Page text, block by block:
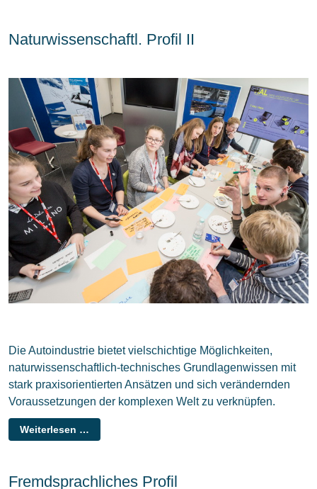
Naturwissenschaftl. Profil II
Die Autoindustrie bietet vielschichtige Möglichkeiten,
naturwissenschaftlich-technisches Grundlagenwissen mit
stark praxisorientierten Ansätzen und sich verändernden
Voraussetzungen der komplexen Welt zu verknüpfen.
Weiterlesen …
Fremdsprachliches Profil